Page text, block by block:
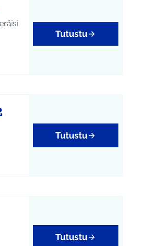
Tutustu
Tutustu
Tutustu